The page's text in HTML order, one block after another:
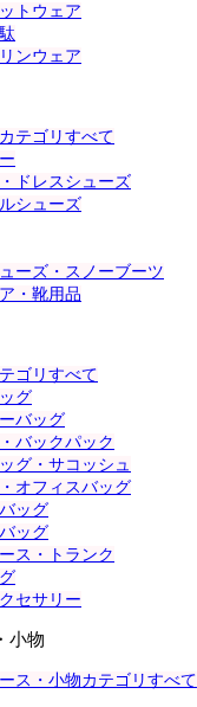
トウェア
ンウェア
テゴリすべて
ドレスシューズ
シューズ
ーズ・スノーブーツ
・靴用品
ゴリすべて
グ
バッグ
バックパック
グ・サコッシュ
オフィスバッグ
ッグ
ッグ
ス・トランク
セサリー
小物
ス・小物カテゴリすべて